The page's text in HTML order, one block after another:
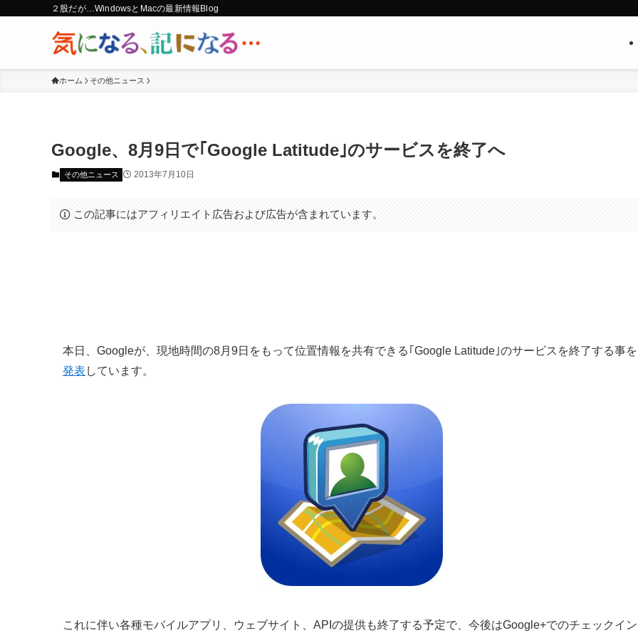
２股だが…WindowsとMacの最新情報Blog
ホーム その他ニュース
Google、8月9日で｢Google Latitude｣のサービスを終了へ
その他ニュース 2013年7月10日
この記事にはアフィリエイト広告および広告が含まれています。
本日、Googleが、現地時間の8月9日をもって位置情報を共有できる｢Google Latitude｣のサービスを終了する事を
発表 しています。
これに伴い各種モバイルアプリ、ウェブサイト、APIの提供も終了する予定で、今後はGoogle+でのチェックイン